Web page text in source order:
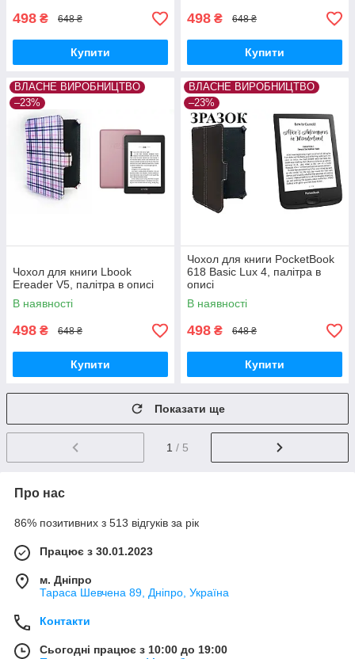
498 ₴ 648 ₴
Купити
498 ₴ 648 ₴
Купити
ВЛАСНЕ ВИРОБНИЦТВО
–23%
Чохол для книги Lbook
Ereader V5, палітра в описі
В наявності
498 ₴ 648 ₴
Купити
ВЛАСНЕ ВИРОБНИЦТВО
–23%
Чохол для книги PocketBook
618 Basic Lux 4, палітра в
описі
В наявності
498 ₴ 648 ₴
Купити
Показати ще
1 / 5
Про нас
86% позитивних з 513 відгуків за рік
Працює з 30.01.2023
м. Дніпро
Тараса Шевчена 89, Дніпро, Україна
Контакти
Сьогодні працює з 10:00 до 19:00